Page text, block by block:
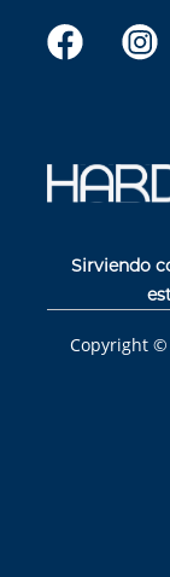
Sirviendo
Copyright ©